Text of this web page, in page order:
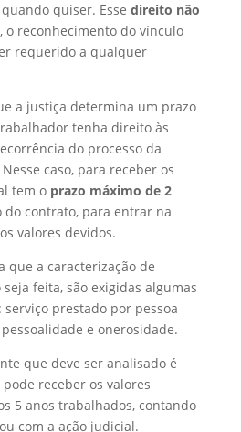
quiser. Esse direito não
o reconhecimento do vínculo
requerido a qualquer
a justiça determina um prazo
tenha direito às
do processo da
caso, para receber os
tem o prazo máximo de 2
do contrato, para entrar na
valores devidos.
que a caracterização de
feita, são exigidas algumas
prestado por pessoa
e onerosidade.
que deve ser analisado é
receber os valores
5 anos trabalhados, contando
com a ação judicial.